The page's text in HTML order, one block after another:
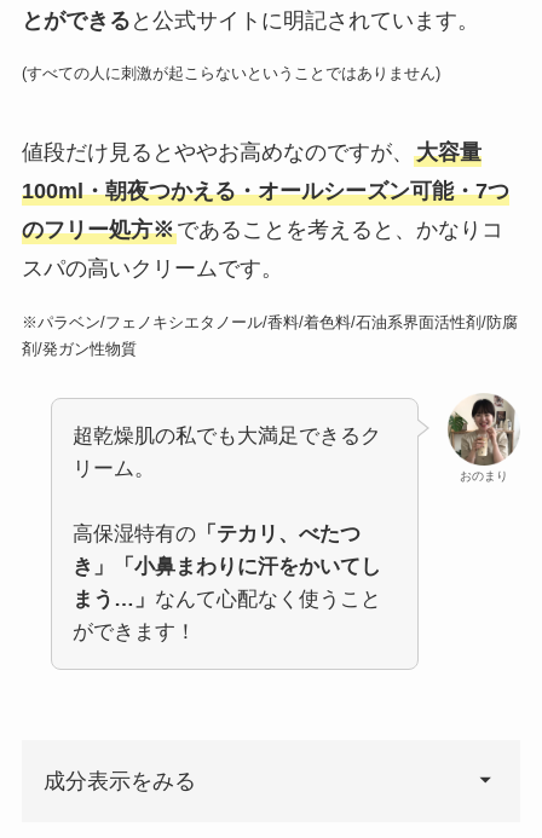
とができる と公式サイトに明記されています。
(すべての人に刺激が起こらないということではありません)
値段だけ見るとややお高めなのですが、 大容量
100ml・朝夜つかえる・オールシーズン可能・7つ
のフリー処方※であることを考えると、かなりコ
スパの高いクリームです。
※パラベン/フェノキシエタノール/香料/着色料/石油系界面活性剤/防腐
剤/発ガン性物質
おのまり
超乾燥肌の私でも大満足できるク
リーム。
高保湿特有の「テカリ、べたつ
き」「小鼻まわりに汗をかいてし
まう…」 なんて心配なく使うこと
ができます！
成分表示をみる